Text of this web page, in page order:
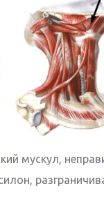
мускул,